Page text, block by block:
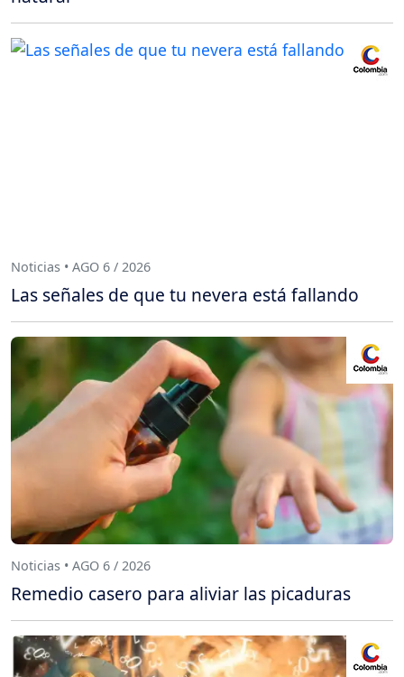
Noticias • AGO 6 / 2026
Las señales de que tu nevera está fallando
Noticias • AGO 6 / 2026
Remedio casero para aliviar las picaduras